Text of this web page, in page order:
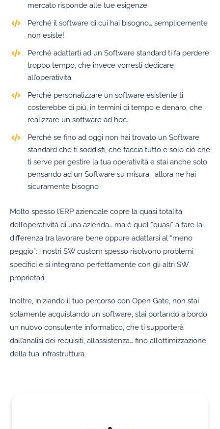
mercato risponde alle tue esigenze
Perché il software di cui hai bisogno… semplicemente
non esiste!
Perché adattarti ad un Software standard ti fa perdere
troppo tempo, che invece vorresti dedicare
all’operatività
Perché personalizzare un software esistente ti
costerebbe di più, in termini di tempo e denaro, che
realizzare un software ad hoc.
Perché se fino ad oggi non hai trovato un Software
standard che ti soddisfi, che faccia tutto e solo ciò che
ti serve per gestire la tua operatività e stai anche solo
pensando ad un Software su misura… allora ne hai
sicuramente bisogno
Molto spesso l’ERP aziendale copre la quasi totalità
dell’operatività di una azienda… ma è quel “quasi” a fare la
differenza tra lavorare bene oppure adattarsi al “meno
peggio”: i nostri SW custom spesso risolvono problemi
specifici e si integrano perfettamente con gli altri SW
proprietari.
Inoltre, iniziando il tuo percorso con Open Gate, non stai
solamente acquistando un software, stai portando a bordo
un nuovo consulente informatico, che ti supporterà
dall’analisi dei requisiti, all’assistenza… fino all’ottimizzazione
della tua infrastruttura.